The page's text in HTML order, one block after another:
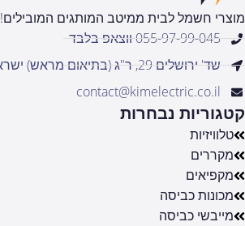
מוצרי חשמל לבית ממיטב המותגים המובילים!
055-97-99-045 ווצאפ בלבד
שד' ירושלים 29, ר"ג (בתיאום מראש) ישראל
contact@kimelectric.co.il
קטגוריות נבחרות
טלוויזיות
מקררים
מקפיאים
מכונות כביסה
מייבשי כביסה